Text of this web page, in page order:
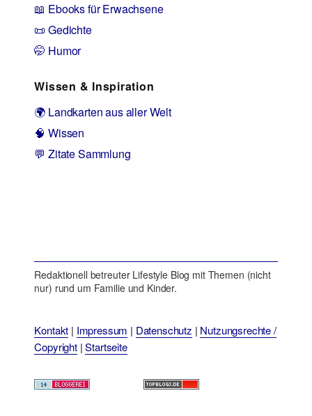
📖 Ebooks für Erwachsene
📜 Gedichte
🤭 Humor
Wissen & Inspiration
🌍 Landkarten aus aller Welt
🧠 Wissen
💬 Zitate Sammlung
Redaktionell betreuter Lifestyle Blog mit Themen (nicht
nur) rund um Familie und Kinder.
Kontakt | Impressum | Datenschutz | Nutzungsrechte /
Copyright|Startseite